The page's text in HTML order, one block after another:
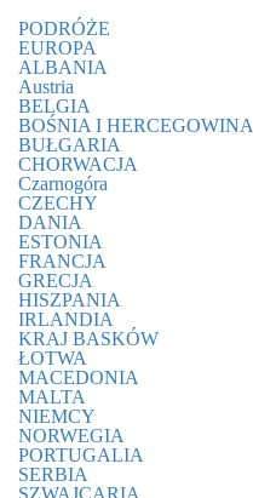
PODRÓŻE
EUROPA
ALBANIA
Austria
BELGIA
BOŚNIA I HERCEGOWINA
BUŁGARIA
CHORWACJA
Czarnogóra
CZECHY
DANIA
ESTONIA
FRANCJA
GRECJA
HISZPANIA
IRLANDIA
KRAJ BASKÓW
ŁOTWA
MACEDONIA
MALTA
NIEMCY
NORWEGIA
PORTUGALIA
SERBIA
SZWAJCARIA